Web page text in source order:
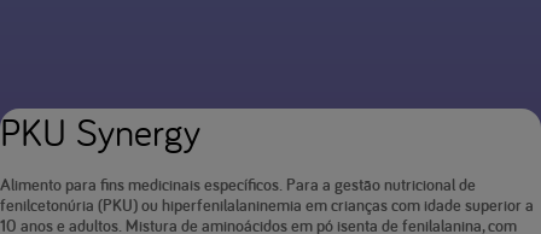
PKU Synergy
Alimento para fins medicinais específicos. Para a gestão nutricional de
fenilcetonúria (PKU) ou hiperfenilalaninemia em crianças com idade superior a
10 anos e adultos. Mistura de aminoácidos em pó isenta de fenilalanina, com